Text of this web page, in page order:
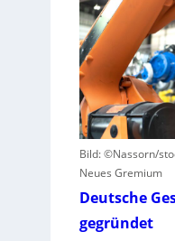
s
z
u
n
u
n
l
S
t
e
u
e
r
u
n
g
s
e
r
n
z
e
n
t
r
u
f
Bild: ©Nassorn/
Neues Gremium
Deutsche
gegründet